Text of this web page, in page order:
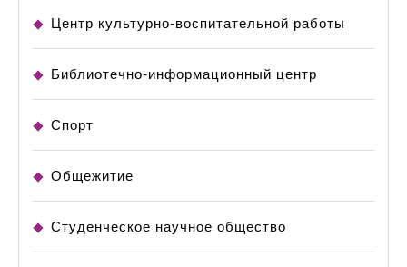
Центр культурно-воспитательной работы
Библиотечно-информационный центр
Спорт
Общежитие
Студенческое научное общество